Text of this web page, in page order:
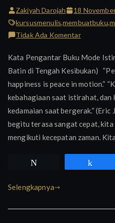
Zakiyah Darojah 18
kursusmenulis,membuatbuku,
Tidak Ada Komentarpada
Istirahat
(Seni
Batin
di
Tengah
Kata Pengantar Buku Mode
Batin di Tengah Kesibukan)
happiness is peace in motion.”
kebahagiaan saat istirahat, dan
kedamaian saat bergerak.”
begitu terasa sangat cepat,
mengikuti kecepatan zaman.
Selengkapnya